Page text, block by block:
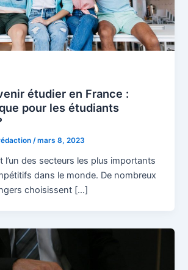
étudier en France :
pour les étudiants
/mars 8, 2023
l’un des secteurs les plus importants
dans le monde. De nombreux
choisissent […]